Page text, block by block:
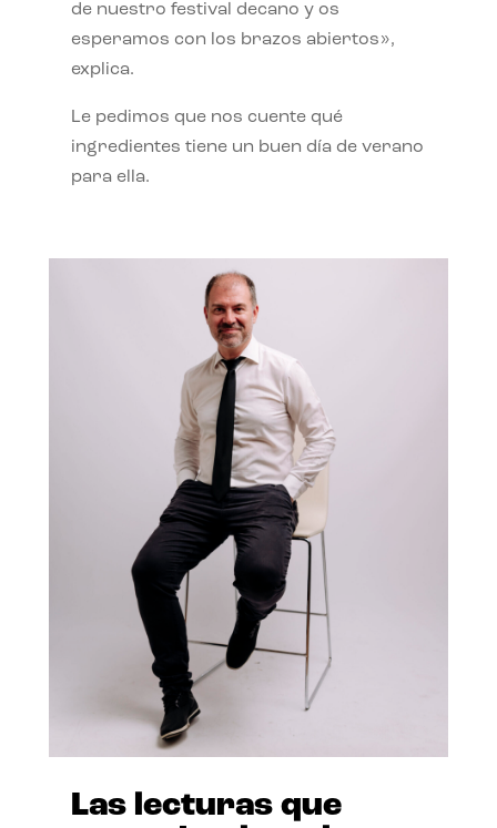
de nuestro festival decano y os
esperamos con los brazos abiertos»,
explica.
Le pedimos que nos cuente qué
ingredientes tiene un buen día de verano
para ella.
Las lecturas que